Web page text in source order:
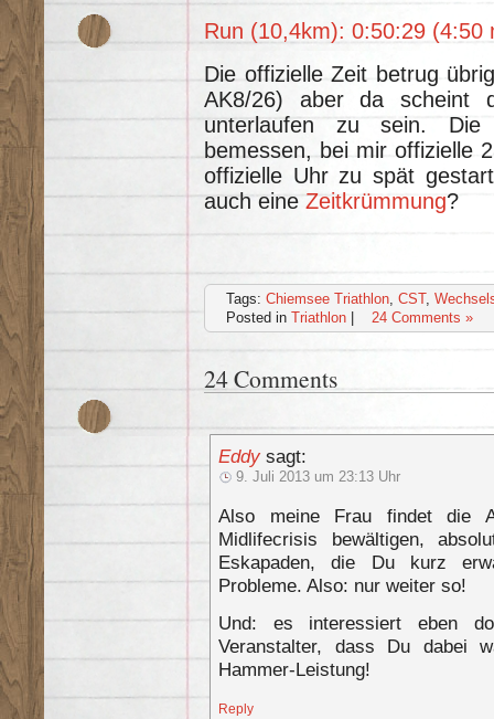
Run (10,4km): 0:50:29 (4:50
Die offizielle Zeit betrug
AK8/26) aber da scheint
unterlaufen zu sein.
bemessen, bei mir offizielle
offizielle Uhr zu spät
auch eineZeitkrümmung?
Tags: Chiemsee Triathlon, CST,
Posted in Triathlon 24 Comments »
24 Comments
Eddy sagt:
9. Juli 2013 um 23:13 Uhr
Also meine Frau findet die
Midlifecrisis bewältigen,
Eskapaden, die Du kurz
Probleme. Also: nur weiter so!
Und: es interessiert eben
Veranstalter, dass Du dabei
Hammer-Leistung!
Reply